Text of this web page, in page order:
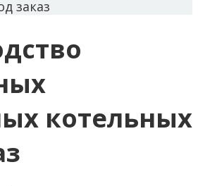
заказ
котельных